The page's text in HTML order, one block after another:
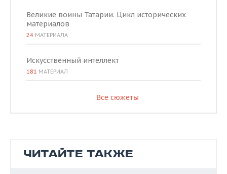
Великие воины Татарии. Цикл исторических
материалов
24 МАТЕРИАЛА
Искусственный интеллект
181 МАТЕРИАЛ
Все сюжеты
ЧИТАЙТЕ ТАКЖЕ